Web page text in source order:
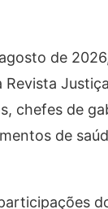
de
chefes de
de